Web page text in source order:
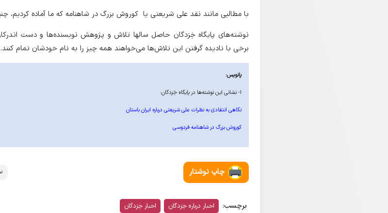
با مطالبی مانند نقد علی شریعتی یا کوروش بزرگ در شاهنامه که ما آماده کردیم،
نوشته‌های پایگاه خِرَدگان حاصل سالها تلاش و پژوهش نویسنده‌ها و دست
برخی با نادیده گرفتن این تلاش‌ها می‌خواهند همه چیز را به نام خودشان تمام کنند.
پانویس:
۱- نشانی این نوشته‌ها در پایگاه خِرَدگان:
نگاهی انتقادی به نظرات علی شریعتی درباره ایران باستان
کوروش بزرگ در شاهنامه فردوسی
چاپ نوشتار
برچسب: اخبار درباره خِرَدگان اخبار خِرَدگان